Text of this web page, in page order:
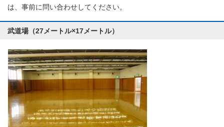
は、事前に問い合わせしてください。
武道場（27メートル×17メートル）